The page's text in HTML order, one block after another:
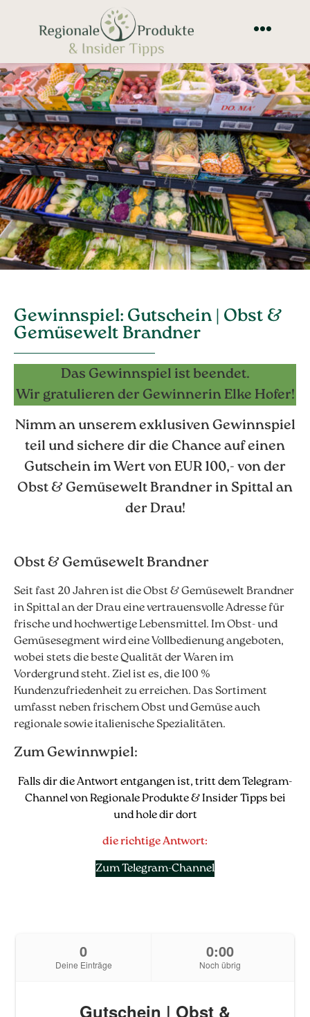
Gewinnspiel: Gutschein | Obst &
Gemüsewelt Brandner
Das Gewinnspiel ist beendet.
Wir gratulieren der Gewinnerin Elke Hofer!
Nimm an unserem exklusiven Gewinnspiel
teil und sichere dir die Chance auf einen
Gutschein im Wert von EUR 100,- von der
Obst & Gemüsewelt Brandner in Spittal an
der Drau!
Obst & Gemüsewelt Brandner
Seit fast 20 Jahren ist die Obst & Gemüsewelt Brandner
in Spittal an der Drau eine vertrauensvolle Adresse für
frische und hochwertige Lebensmittel. Im Obst- und
Gemüsesegment wird eine Vollbedienung angeboten,
wobei stets die beste Qualität der Waren im
Vordergrund steht. Ziel ist es, die 100 %
Kundenzufriedenheit zu erreichen. Das Sortiment
umfasst neben frischem Obst und Gemüse auch
regionale sowie italienische Spezialitäten.
Zum Gewinnwpiel:
Falls dir die Antwort entgangen ist, tritt dem Telegram-
Channel von Regionale Produkte & Insider Tipps bei
und hole dir dort
die richtige Antwort:
Zum Telegram-Channel